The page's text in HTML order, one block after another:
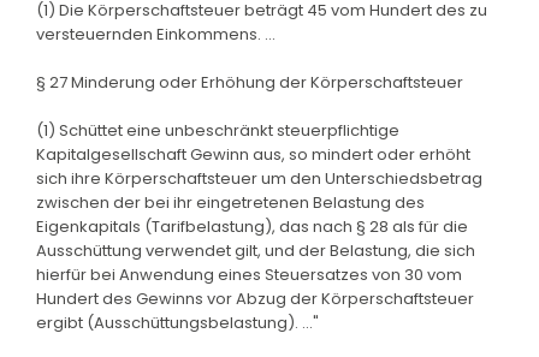
(1) Die Körperschaftsteuer beträgt 45 vom Hundert des zu
versteuernden Einkommens. ...
§ 27 Minderung oder Erhöhung der Körperschaftsteuer
(1) Schüttet eine unbeschränkt steuerpflichtige
Kapitalgesellschaft Gewinn aus, so mindert oder erhöht
sich ihre Körperschaftsteuer um den Unterschiedsbetrag
zwischen der bei ihr eingetretenen Belastung des
Eigenkapitals (Tarifbelastung), das nach § 28 als für die
Ausschüttung verwendet gilt, und der Belastung, die sich
hierfür bei Anwendung eines Steuersatzes von 30 vom
Hundert des Gewinns vor Abzug der Körperschaftsteuer
ergibt (Ausschüttungsbelastung). ..."